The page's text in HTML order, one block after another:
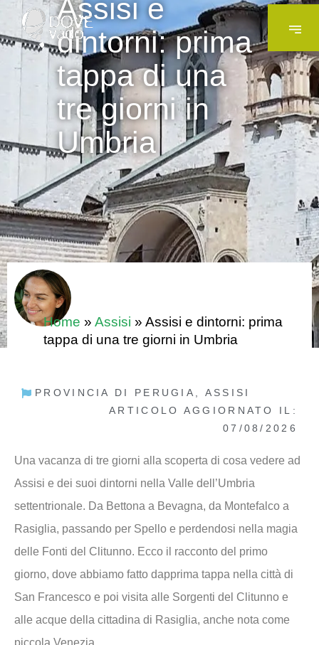
Assisi e
dintorni: prima
tappa di una
tre giorni in
Umbria
Home » Assisi » Assisi e dintorni: prima
tappa di una tre giorni in Umbria
PROVINCIA DI PERUGIA
ASSISI
ARTICOLO AGGIORNATO IL:
07/08/2026
Una vacanza di tre giorni alla scoperta di cosa vedere ad
Assisi e dei suoi dintorni nella Valle dell’Umbria
settentrionale. Da Bettona a Bevagna, da Montefalco a
Rasiglia, passando per Spello e perdendosi nella magia
delle Fonti del Clitunno. Ecco il racconto del primo
giorno, dove abbiamo fatto dapprima tappa nella città di
San Francesco e poi visita alle Sorgenti del Clitunno e
alle acque della cittadina di Rasiglia, anche nota come
piccola Venezia